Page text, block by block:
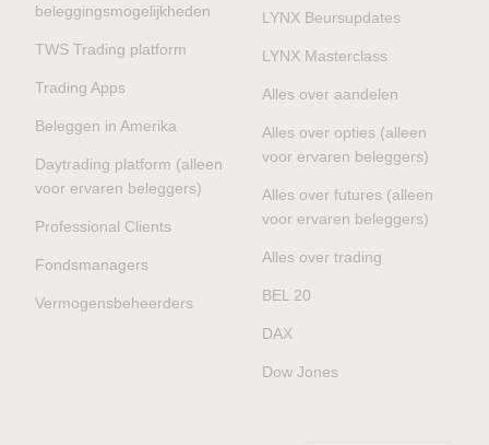
beleggingsmogelijkheden
TWS Trading platform
Trading Apps
Beleggen in Amerika
Daytrading platform (alleen
voor ervaren beleggers)
Professional Clients
Fondsmanagers
Vermogensbeheerders
LYNX Beursupdates
LYNX Masterclass
Alles over aandelen
Alles over opties (alleen
voor ervaren beleggers)
Alles over futures (alleen
voor ervaren beleggers)
Alles over trading
BEL 20
DAX
Dow Jones